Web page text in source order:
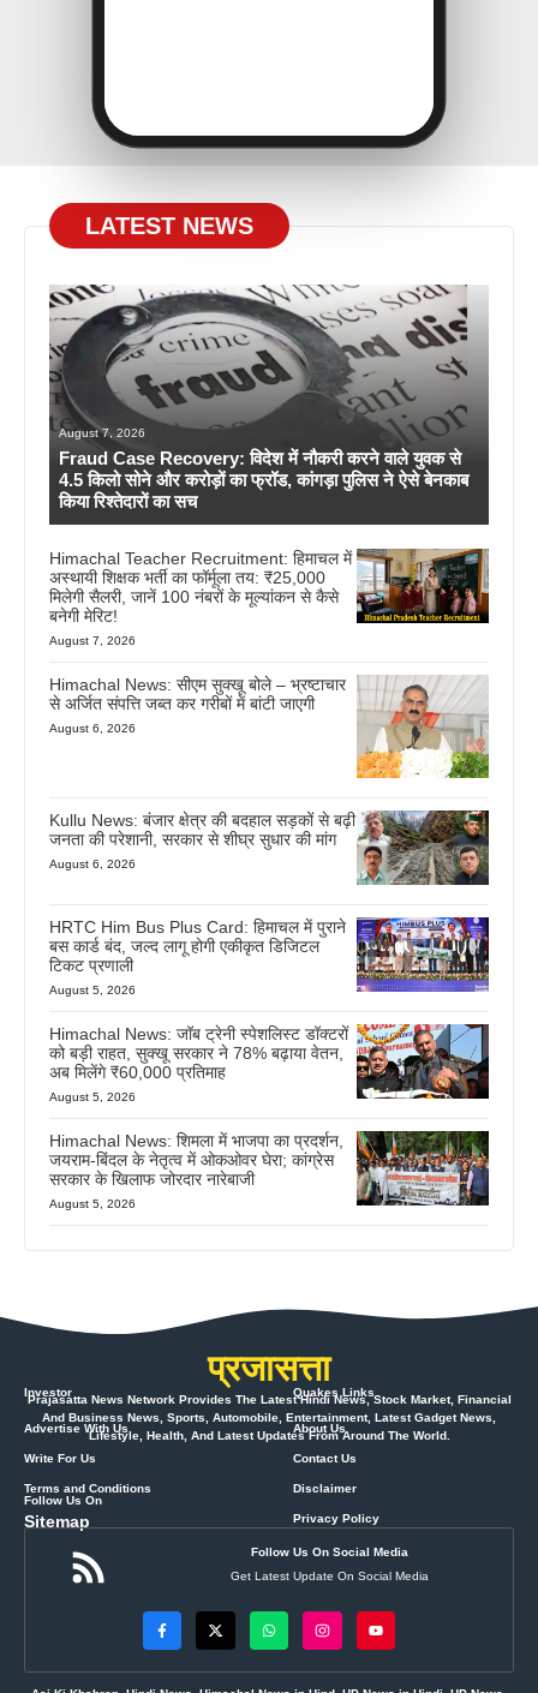
LATEST NEWS
August 7, 2026
Fraud Case Recovery: विदेश में नौकरी करने वाले युवक से
4.5 किलो सोने और करोड़ों का फ्रॉड, कांगड़ा पुलिस ने ऐसे बेनकाब
किया रिश्तेदारों का सच
Himachal Teacher Recruitment: हिमाचल में
अस्थायी शिक्षक भर्ती का फॉर्मूला तय: ₹25,000
मिलेगी सैलरी, जानें 100 नंबरों के मूल्यांकन से कैसे
बनेगी मेरिट!
August 7, 2026
Himachal News: सीएम सुक्खू बोले – भ्रष्टाचार
से अर्जित संपत्ति जब्त कर गरीबों में बांटी जाएगी
August 6, 2026
Kullu News: बंजार क्षेत्र की बदहाल सड़कों से बढ़ी
जनता की परेशानी, सरकार से शीघ्र सुधार की मांग
August 6, 2026
HRTC Him Bus Plus Card: हिमाचल में पुराने
बस कार्ड बंद, जल्द लागू होगी एकीकृत डिजिटल
टिकट प्रणाली
August 5, 2026
Himachal News: जॉब ट्रेनी स्पेशलिस्ट डॉक्टरों
को बड़ी राहत, सुक्खू सरकार ने 78% बढ़ाया वेतन,
अब मिलेंगे ₹60,000 प्रतिमाह
August 5, 2026
Himachal News: शिमला में भाजपा का प्रदर्शन,
जयराम-बिंदल के नेतृत्व में ओकओवर घेरा; कांग्रेस
सरकार के खिलाफ जोरदार नारेबाजी
August 5, 2026
प्रजासत्ता
Prajasatta News Network Provides The Latest Hindi News, Stock Market, Financial
And Business News, Sports, Automobile, Entertainment, Latest Gadget News,
Lifestyle, Health, And Latest Updates From Around The World.
Investor
Advertise With Us
Write For Us
Terms and Conditions
Sitemap
Quakes Links
About Us
Contact Us
Disclaimer
Privacy Policy
Follow Us On
Follow Us On Social Media
Get Latest Update On Social Media